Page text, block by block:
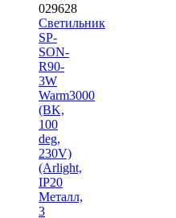
029628
Светильник
SP-
SON-
R90-
3W
Warm3000
(BK,
100
deg,
230V)
(Arlight,
IP20
Металл,
3